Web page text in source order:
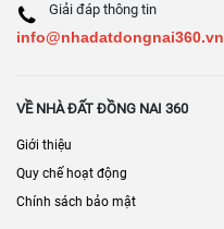
Giải đáp thông tin
info@nhadatdongnai360.vn
VỀ NHÀ ĐẤT ĐỒNG NAI 360
Giới thiệu
Quy chế hoạt động
Chính sách bảo mật